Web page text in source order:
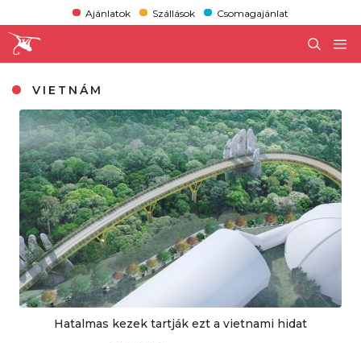
Ajánlatok Szállások Csomagajánlat
VIETNÁM
Hatalmas kezek tartják ezt a vietnami hidat